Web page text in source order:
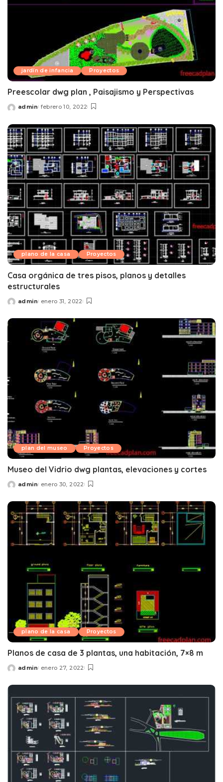
jardín de infancia Proyectos
Preescolar dwg plan , Paisajismo y Perspectivas
Posted
admin febrero 10, 2022
plano de la casa Proyectos
Casa orgánica de tres pisos, planos y detalles
estructurales
Posted
admin enero 31, 2022
plan del museo Proyectos
Museo del Vidrio dwg plantas, elevaciones y cortes
Posted
admin enero 30, 2022
plano de la casa Proyectos
Planos de casa de 3 plantas, una habitación, 7×8 m
Posted
admin enero 27, 2022